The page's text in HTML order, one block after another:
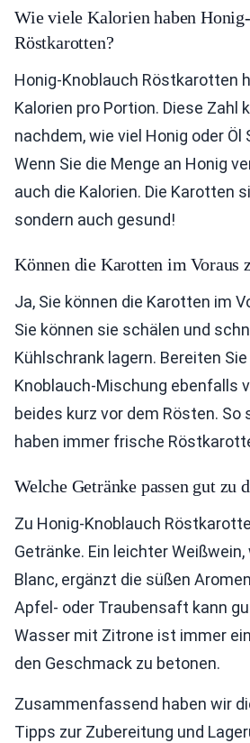
Wie viele Kalorien haben
Röstkarotten?
Honig-Knoblauch Röstkarotten
Kalorien pro Portion. Diese Zahl
nachdem, wie viel Honig oder Öl
Wenn Sie die Menge an Honig
auch die Kalorien. Die Karotten
sondern auch gesund!
Können die Karotten im Voraus
Ja, Sie können die Karotten im
Sie können sie schälen und
Kühlschrank lagern. Bereiten
Knoblauch-Mischung ebenfalls
beides kurz vor dem Rösten. So
haben immer frische
Welche Getränke passen gut zu
Zu Honig-Knoblauch
Getränke. Ein leichter
Blanc, ergänzt die süßen
Apfel- oder Traubensaft kann
Wasser mit Zitrone ist immer
den Geschmack zu betonen.
Zusammenfassend haben wir
Tipps zur Zubereitung und